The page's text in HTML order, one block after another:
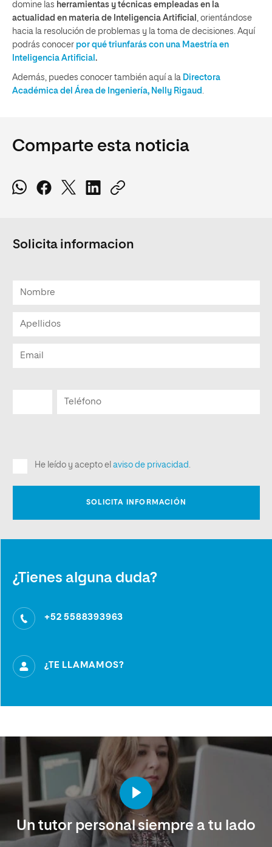
domine las herramientas y técnicas empleadas en la
actualidad en materia de Inteligencia Artificial , orientándose
hacia la resolución de problemas y la toma de decisiones. Aquí
podrás conocer por qué triunfarás con una Maestría en
Inteligencia Artificial .
Además, puedes conocer también aquí a la Directora
Académica del Área de Ingeniería, Nelly Rigaud .
Comparte esta noticia
Solicita informacion
¿Tienes alguna duda?
+52 5588393963
¿TE LLAMAMOS?
Un tutor personal siempre a tu lado